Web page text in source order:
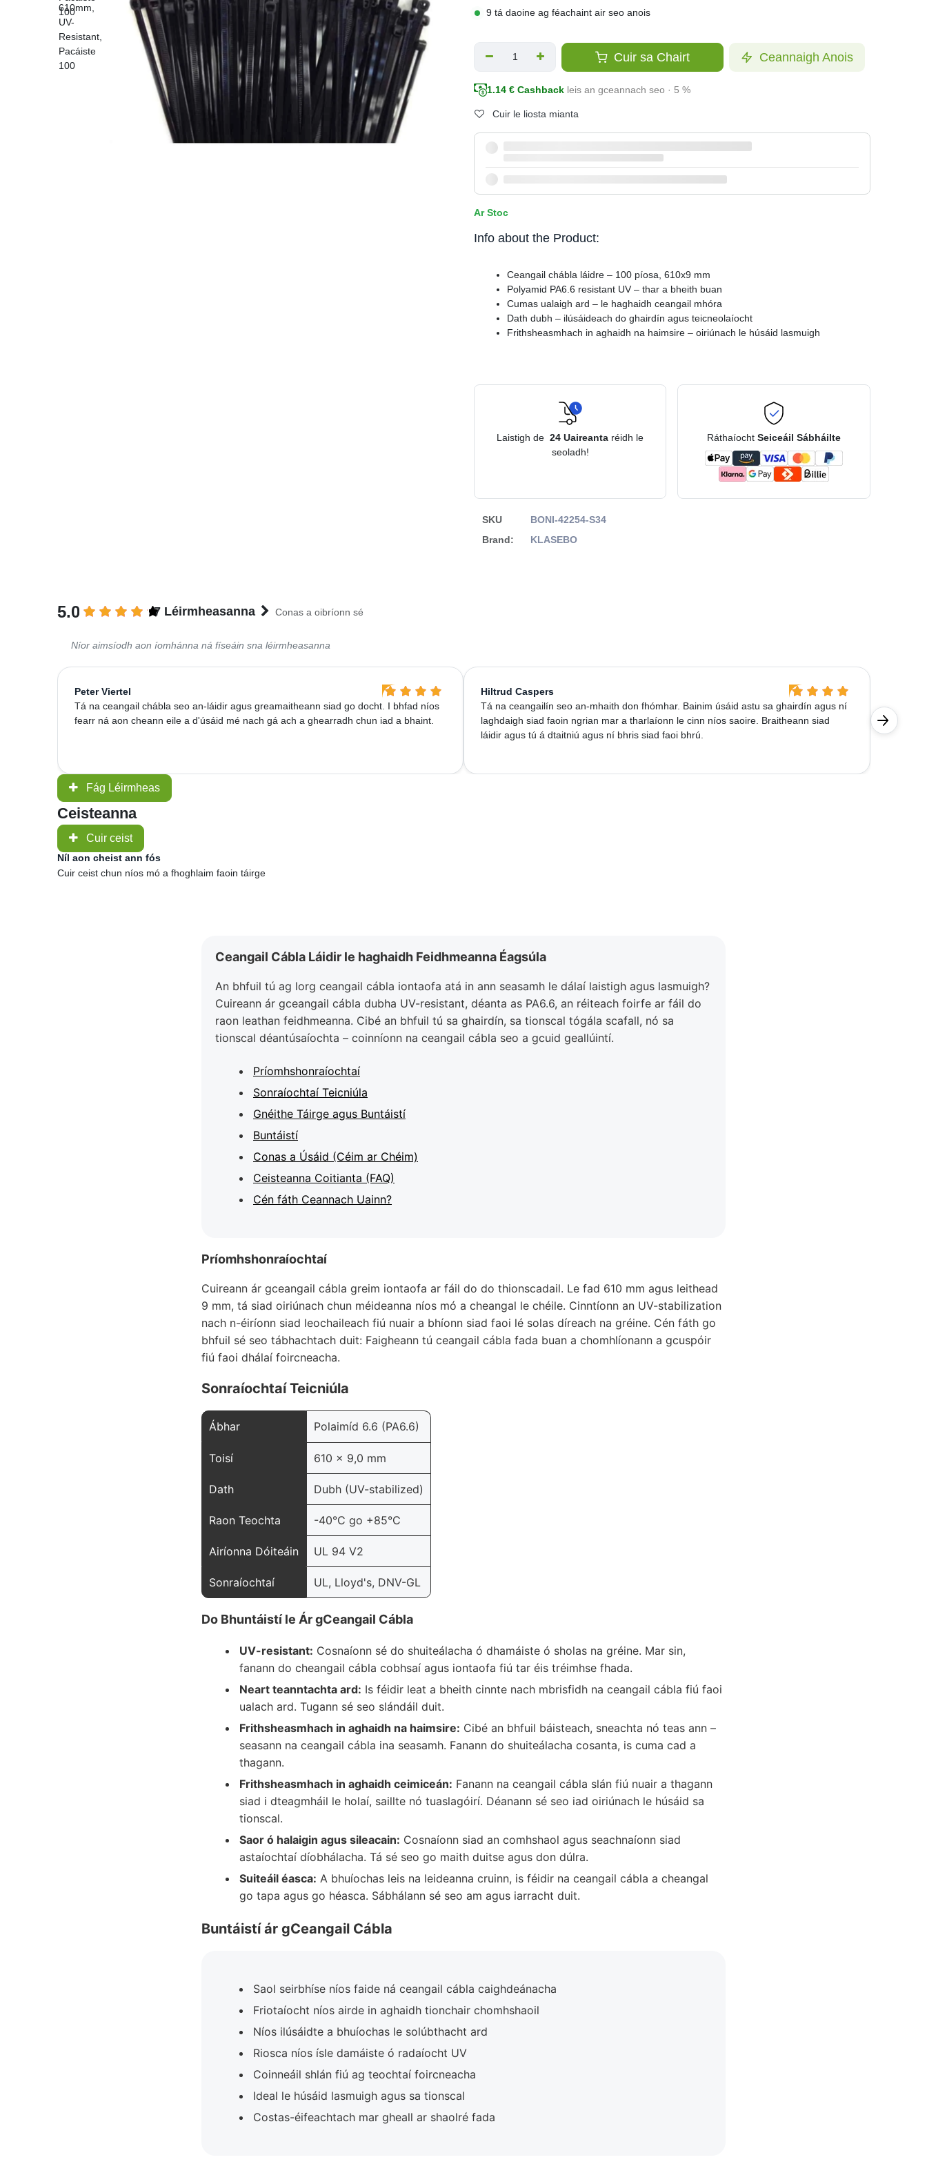
9 tá daoine ag féachaint air seo anois
Cuir sa Chairt Ceannaigh Anois
1.14 € Cashback leis an gceannach seo · 5 %
Cuir le liosta mianta
Ar Stoc
Info about the Product:
Ceangail chábla láidre – 100 píosa, 610x9 mm
Polyamid PA6.6 resistant UV – thar a bheith buan
Cumas ualaigh ard – le haghaidh ceangail mhóra
Dath dubh – ilúsáideach do ghairdín agus teicneolaíocht
Frithsheasmhach in aghaidh na haimsire – oiriúnach le húsáid lasmuigh
Laistigh de 24 Uaireanta réidh le
seoladh!
Ráthaíocht Seiceáil Sábháilte
SKU
BONI-42254-S34
Brand:
KLASEBO
5.0 7 Léirmheasanna Conas a oibríonn sé
Níor aimsíodh aon íomhánna ná físeáin sna léirmheasanna
Peter Viertel
Tá na ceangail chábla seo an-láidir agus greamaitheann siad go docht. I bhfad níos
fearr ná aon cheann eile a d'úsáid mé nach gá ach a ghearradh chun iad a bhaint.
Hiltrud Caspers
Tá na ceangailín seo an-mhaith don fhómhar. Bainim úsáid astu sa ghairdín agus ní
laghdaigh siad faoin ngrian mar a tharlaíonn le cinn níos saoire. Braitheann siad
láidir agus tú á dtaitniú agus ní bhris siad faoi bhrú.
Fág Léirmheas
Ceisteanna
Cuir ceist
Níl aon cheist ann fós
Cuir ceist chun níos mó a fhoghlaim faoin táirge
Ceangail Cábla Láidir le haghaidh Feidhmeanna Éagsúla
An bhfuil tú ag lorg ceangail cábla iontaofa atá in ann seasamh le dálaí laistigh agus lasmuigh?
Cuireann ár gceangail cábla dubha UV-resistant, déanta as PA6.6, an réiteach foirfe ar fáil do
raon leathan feidhmeanna. Cibé an bhfuil tú sa ghairdín, sa tionscal tógála scafall, nó sa
tionscal déantúsaíochta – coinníonn na ceangail cábla seo a gcuid geallúintí.
Príomhshonraíochtaí
Sonraíochtaí Teicniúla
Gnéithe Táirge agus Buntáistí
Buntáistí
Conas a Úsáid (Céim ar Chéim)
Ceisteanna Coitianta (FAQ)
Cén fáth Ceannach Uainn?
Príomhshonraíochtaí
Cuireann ár gceangail cábla greim iontaofa ar fáil do do thionscadail. Le fad 610 mm agus leithead
9 mm, tá siad oiriúnach chun méideanna níos mó a cheangal le chéile. Cinntíonn an UV-stabilization
nach n-éiríonn siad leochaileach fiú nuair a bhíonn siad faoi lé solas díreach na gréine. Cén fáth go
bhfuil sé seo tábhachtach duit: Faigheann tú ceangail cábla fada buan a chomhlíonann a gcuspóir
fiú faoi dhálaí foircneacha.
Sonraíochtaí Teicniúla
Ábhar Polaimíd 6.6 (PA6.6)
Toisí 610 x 9,0 mm
Dath Dubh (UV-stabilized)
Raon Teochta -40°C go +85°C
Airíonna Dóiteáin UL 94 V2
Sonraíochtaí UL, Lloyd's, DNV-GL
Do Bhuntáistí le Ár gCeangail Cábla
UV-resistant: Cosnaíonn sé do shuiteálacha ó dhamáiste ó sholas na gréine. Mar sin,
fanann do cheangail cábla cobhsaí agus iontaofa fiú tar éis tréimhse fhada.
Neart teanntachta ard: Is féidir leat a bheith cinnte nach mbrisfidh na ceangail cábla fiú faoi
ualach ard. Tugann sé seo slándáil duit.
Frithsheasmhach in aghaidh na haimsire: Cibé an bhfuil báisteach, sneachta nó teas ann –
seasann na ceangail cábla ina seasamh. Fanann do shuiteálacha cosanta, is cuma cad a
thagann.
Frithsheasmhach in aghaidh ceimiceán: Fanann na ceangail cábla slán fiú nuair a thagann
siad i dteagmháil le holaí, saillte nó tuaslagóirí. Déanann sé seo iad oiriúnach le húsáid sa
tionscal.
Saor ó halaigin agus sileacain: Cosnaíonn siad an comhshaol agus seachnaíonn siad
astaíochtaí díobhálacha. Tá sé seo go maith duitse agus don dúlra.
Suiteáil éasca: A bhuíochas leis na leideanna cruinn, is féidir na ceangail cábla a cheangal
go tapa agus go héasca. Sábhálann sé seo am agus iarracht duit.
Buntáistí ár gCeangail Cábla
Saol seirbhíse níos faide ná ceangail cábla caighdeánacha
Friotaíocht níos airde in aghaidh tionchair chomhshaoil
Níos ilúsáidte a bhuíochas le solúbthacht ard
Riosca níos ísle damáiste ó radaíocht UV
Coinneáil shlán fiú ag teochtaí foircneacha
Ideal le húsáid lasmuigh agus sa tionscal
Costas-éifeachtach mar gheall ar shaolré fada